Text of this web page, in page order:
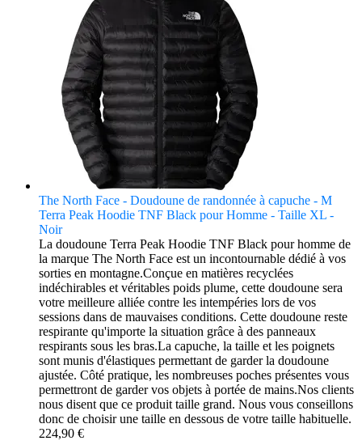
The North Face - Doudoune de randonnée à capuche - M
Terra Peak Hoodie TNF Black pour Homme - Taille XL -
Noir
La doudoune Terra Peak Hoodie TNF Black pour homme de
la marque The North Face est un incontournable dédié à vos
sorties en montagne.Conçue en matières recyclées
indéchirables et véritables poids plume, cette doudoune sera
votre meilleure alliée contre les intempéries lors de vos
sessions dans de mauvaises conditions. Cette doudoune reste
respirante qu'importe la situation grâce à des panneaux
respirants sous les bras.La capuche, la taille et les poignets
sont munis d'élastiques permettant de garder la doudoune
ajustée. Côté pratique, les nombreuses poches présentes vous
permettront de garder vos objets à portée de mains.Nos clients
nous disent que ce produit taille grand. Nous vous conseillons
donc de choisir une taille en dessous de votre taille habituelle.
224,90 €